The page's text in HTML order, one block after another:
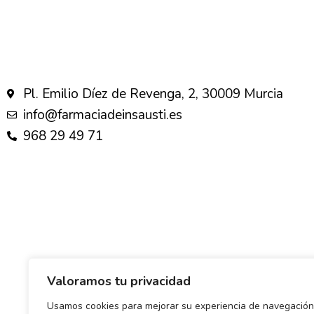
Valoramos tu privacidad
Usamos cookies para mejorar su experiencia de
Pl. Emilio Díez de Revenga, 2, 30009 Murcia
info@farmaciadeinsausti.es
968 29 49 71